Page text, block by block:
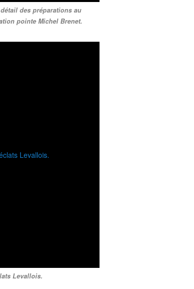
des préparations au
pointe Michel Brenet.
Levallois.